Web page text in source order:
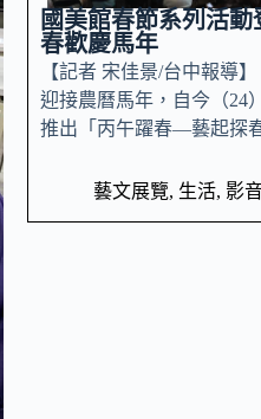
國美館春節系列活
春歡慶馬年
【記者 宋佳景/台中報導
迎接農曆馬年，自今（24
推出「丙午躍春—藝起探
藝文展覽, 生活, 影